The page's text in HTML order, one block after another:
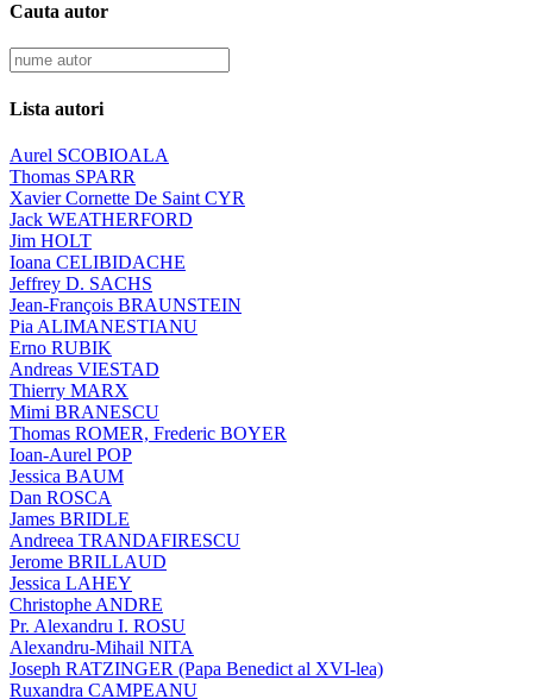
Cauta autor
Lista autori
Aurel SCOBIOALA
Thomas SPARR
Xavier Cornette De Saint CYR
Jack WEATHERFORD
Jim HOLT
Ioana CELIBIDACHE
Jeffrey D. SACHS
Jean-François BRAUNSTEIN
Pia ALIMANESTIANU
Erno RUBIK
Andreas VIESTAD
Thierry MARX
Mimi BRANESCU
Thomas ROMER, Frederic BOYER
Ioan-Aurel POP
Jessica BAUM
Dan ROSCA
James BRIDLE
Andreea TRANDAFIRESCU
Jerome BRILLAUD
Jessica LAHEY
Christophe ANDRE
Pr. Alexandru I. ROSU
Alexandru-Mihail NITA
Joseph RATZINGER (Papa Benedict al XVI-lea)
Ruxandra CAMPEANU